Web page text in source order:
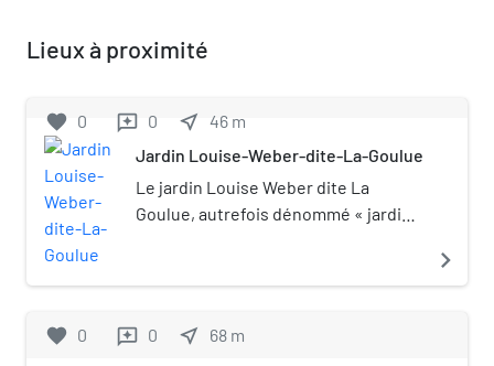
Lieux à proximité
favorite 0 reviews 0 near_me 46 m
Jardin Louise-Weber-dite-La-Goulue
Le jardin Louise Weber dite La
Goulue, autrefois dénommé « jardin
arrondissement de Paris (France).
navigate_next
favorite 0 reviews 0 near_me 68 m